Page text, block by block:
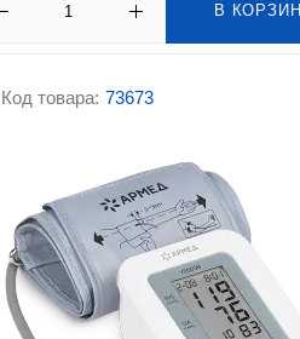
В
Код товара: 73673